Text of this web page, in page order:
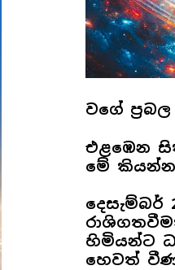
වගේ
එළඹෙන
මේ
දෙසැම්බර්
හිමියන්ට
හෙවත්